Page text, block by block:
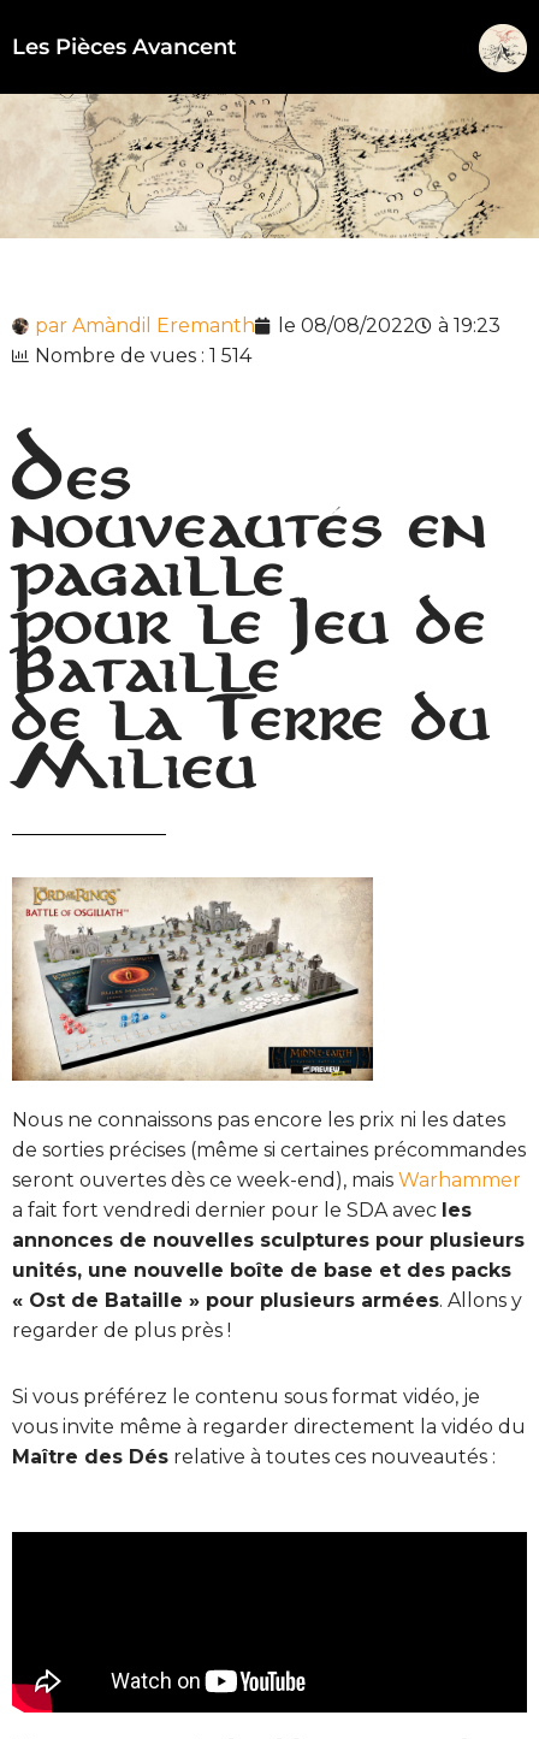
au
contenu
Les Pièces Avancent
par Amàndil Eremanth le 08/08/2022 à 19:23
Nombre de vues : 1 514
Des
nouveautés en
pagaille
pour le Jeu de
Bataille
de la Terre du
Milieu
Nous ne connaissons pas encore les prix ni les dates
de sorties précises (même si certaines précommandes
seront ouvertes dès ce week-end), mais Warhammer
a fait fort vendredi dernier pour le SDA avec les
annonces de nouvelles sculptures pour plusieurs
unités, une nouvelle boîte de base et des packs
« Ost de Bataille » pour plusieurs armées. Allons y
regarder de plus près !
Si vous préférez le contenu sous format vidéo, je
vous invite même à regarder directement la vidéo du
Maître des Dés relative à toutes ces nouveautés :